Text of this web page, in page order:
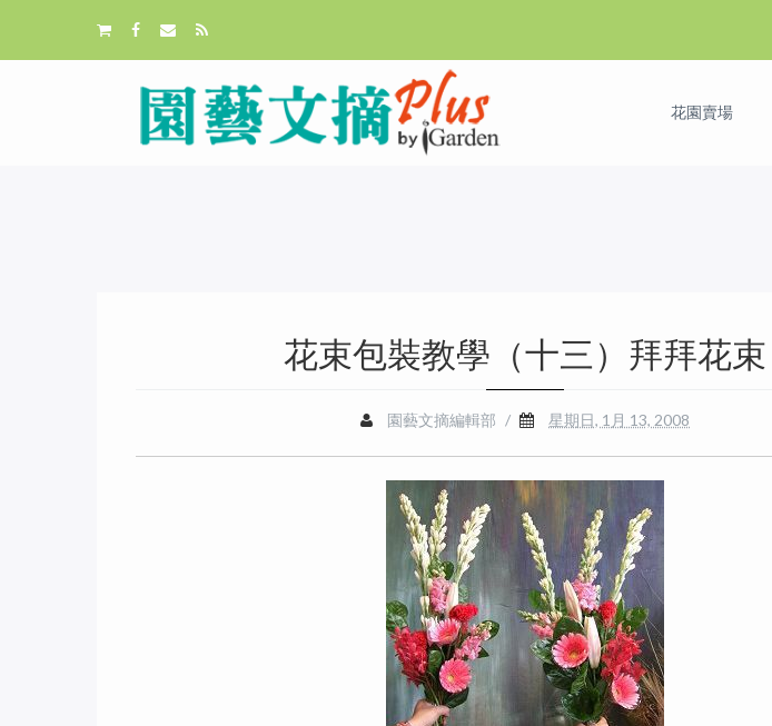
花園賣場
花束包裝教學（十三）拜拜花束
園藝文摘編輯部 / 星期日, 1月 13, 2008